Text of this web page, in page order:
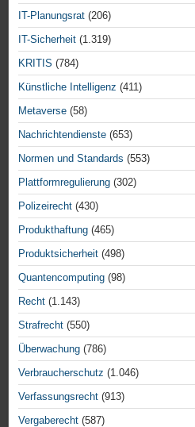
IT-Planungsrat (206)
IT-Sicherheit (1.319)
KRITIS (784)
Künstliche Intelligenz (411)
Metaverse (58)
Nachrichtendienste (653)
Normen und Standards (553)
Plattformregulierung (302)
Polizeirecht (430)
Produkthaftung (465)
Produktsicherheit (498)
Quantencomputing (98)
Recht (1.143)
Strafrecht (550)
Überwachung (786)
Verbraucherschutz (1.046)
Verfassungsrecht (913)
Vergaberecht (587)